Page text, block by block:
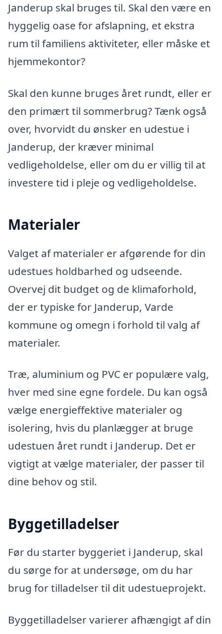
Janderup skal bruges til. Skal den være en
hyggelig oase for afslapning, et ekstra
rum til familiens aktiviteter, eller måske et
hjemmekontor?
Skal den kunne bruges året rundt, eller er
den primært til sommerbrug? Tænk også
over, hvorvidt du ønsker en udestue i
Janderup, der kræver minimal
vedligeholdelse, eller om du er villig til at
investere tid i pleje og vedligeholdelse.
Materialer
Valget af materialer er afgørende for din
udestues holdbarhed og udseende.
Overvej dit budget og de klimaforhold,
der er typiske for Janderup, Varde
kommune og omegn i forhold til valg af
materialer.
Træ, aluminium og PVC er populære valg,
hver med sine egne fordele. Du kan også
vælge energieffektive materialer og
isolering, hvis du planlægger at bruge
udestuen året rundt i Janderup. Det er
vigtigt at vælge materialer, der passer til
dine behov og stil.
Byggetilladelser
Før du starter byggeriet i Janderup, skal
du sørge for at undersøge, om du har
brug for tilladelser til dit udestueprojekt.
Byggetilladelser varierer afhængigt af din